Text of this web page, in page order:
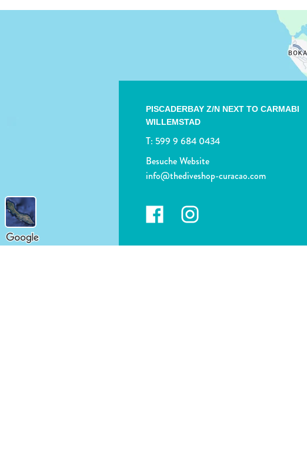
PISCADERBAY Z/N NEXT TO CARMABI
WILLEMSTAD
T: 599 9 684 0434
Besuche Website
info@thediveshop-curacao.com